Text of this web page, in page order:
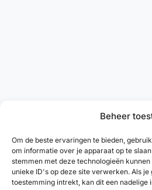
Beheer
Om de beste ervaringen te bieden,
om informatie over je apparaat op te
stemmen met deze technologieën
unieke ID's op deze site verwerken. Als
toestemming intrekt, kan dit een nadelige